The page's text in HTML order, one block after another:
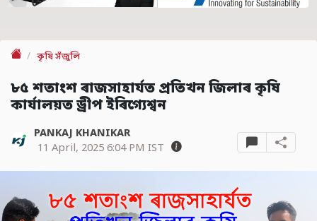
কৃষি সঁজুলি
৮৫ শতাংশ ৰাজসাহাৰ্যত প্ৰতিখন জিলাৰ কৃষি
কাৰ্যালয়ত ড্ৰীপ ইৰিগ্যেশ্বন
PANKAJ KHANIKAR
11 April, 2025 6:04 PM IST